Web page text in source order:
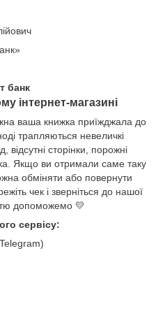
банк
інтернет-магазині
ваша книжка приїжджала до
трапляються невеличкі
відсутні сторінки, порожні
Якщо ви отримали саме таку
обміняти або повернути
чек і зверніться до нашої
допоможемо 💛
сервісу: